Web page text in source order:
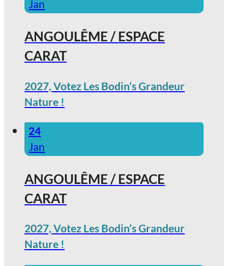
Jan
ANGOULÊME / ESPACE
CARAT
2027, Votez Les Bodin’s Grandeur
Nature !
24
Jan
ANGOULÊME / ESPACE
CARAT
2027, Votez Les Bodin’s Grandeur
Nature !